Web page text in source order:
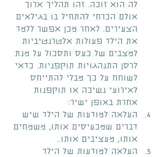
לה הוא זוכה. זהו תהליך ארוך
אולם הכרחי להתחיל בו בגילאים
הצעירים. לאחר מכן אפשר ללמד
את הילד פעולות אלטרנטיביות
למצבים של כעס ותסכול על מנת
לרסן התנהגויות תוקפניות. כדאי
לשוחח על כך מבלי להתייחס
לאירועי נשיכה או תוקפנות
אחרת באופן ישיר:
העלאה למודעות של הילד שיש
דברים שמכעיסים אותו, משמחים
אותו, מעציבים אותו..
העלאה למודעות של הילד